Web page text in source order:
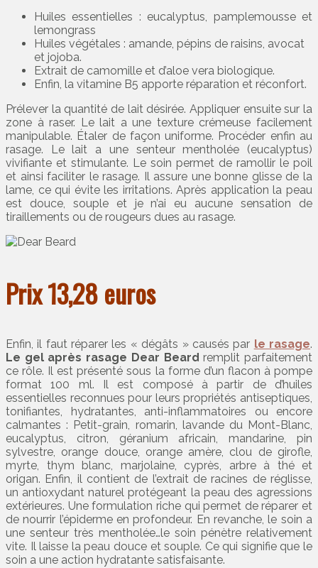
Huiles essentielles : eucalyptus, pamplemousse et
lemongrass
Huiles végétales : amande, pépins de raisins, avocat
et jojoba.
Extrait de camomille et d’aloe vera biologique.
Enfin, la vitamine B5 apporte réparation et réconfort.
Prélever la quantité de lait désirée. Appliquer ensuite sur la
zone à raser. Le lait a une texture crémeuse facilement
manipulable. Étaler de façon uniforme. Procéder enfin au
rasage. Le lait a une senteur mentholée (eucalyptus)
vivifiante et stimulante. Le soin permet de ramollir le poil
et ainsi faciliter le rasage. Il assure une bonne glisse de la
lame, ce qui évite les irritations. Après application la peau
est douce, souple et je n’ai eu aucune sensation de
tiraillements ou de rougeurs dues au rasage.
Prix 13,28 euros
Enfin, il faut réparer les « dégâts » causés par le rasage.
Le gel après rasage Dear Beard remplit parfaitement
ce rôle. Il est présenté sous la forme d’un flacon à pompe
format 100 ml. Il est composé à partir de d’huiles
essentielles reconnues pour leurs propriétés antiseptiques,
tonifiantes, hydratantes, anti-inflammatoires ou encore
calmantes : Petit-grain, romarin, lavande du Mont-Blanc,
eucalyptus, citron, géranium africain, mandarine, pin
sylvestre, orange douce, orange amère, clou de girofle,
myrte, thym blanc, marjolaine, cyprès, arbre à thé et
origan. Enfin, il contient de l’extrait de racines de réglisse,
un antioxydant naturel protégeant la peau des agressions
extérieures. Une formulation riche qui permet de réparer et
de nourrir l’épiderme en profondeur. En revanche, le soin a
une senteur très mentholée…le soin pénètre relativement
vite. Il laisse la peau douce et souple. Ce qui signifie que le
soin a une action hydratante satisfaisante.